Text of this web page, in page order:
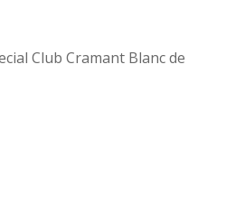
Club Cramant Blanc de